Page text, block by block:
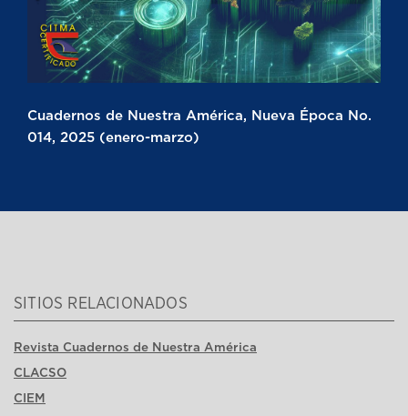
Cuadernos de Nuestra América, Nueva Época No.
014, 2025 (enero-marzo)
SITIOS RELACIONADOS
Revista Cuadernos de Nuestra América
CLACSO
CIEM